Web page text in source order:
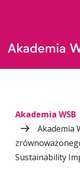
Akademia WSB
Akademia
Sustainability